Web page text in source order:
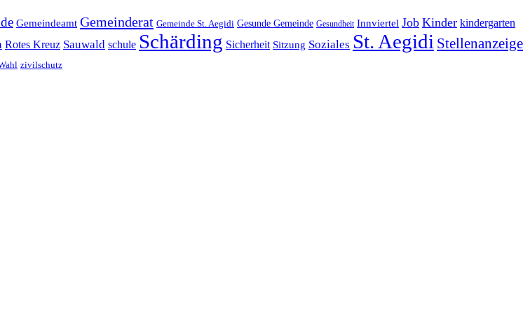
Gemeindeamt Gemeinderat Gemeinde St. Aegidi Gesunde Gemeinde Gesundheit Innviertel Job Kinder kindergarten
Rotes Kreuz Sauwald schule Schärding Sicherheit Sitzung Soziales St. Aegidi Stellenanzeige
zivilschutz